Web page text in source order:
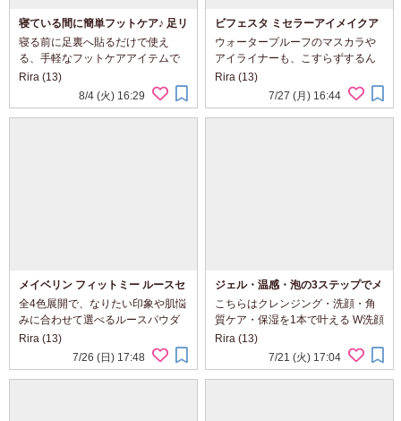
寝ている間に簡単フットケア♪ 足リ
ラックス樹液溶岩シート ラベンダ
ーを使ってみました
寝る前に足裏へ貼るだけで使え
る、手軽なフットケアアイテムで
す。 パッケージにはラベンダーの
イラストが描かれていて、見た目
からも癒やされるデザイン♪ 開封す
Rira (13)
8/4 (火) 16:29
ビフェスタ ミセラーアイメイクア
ップリムーバー
ウォータープルーフのマスカラや
アイライナーも、こすらずするん
と落としやすいポイントメイクリ
ムーバーです。 2層タイプなの
で、使用前によく振ってからコッ
Rira (13)
7/27 (月) 16:44
メイベリン フィットミー ルースセ
ッティング パウダー 全4色をレビ
ュー！
全4色展開で、なりたい印象や肌悩
みに合わせて選べるルースパウダ
ーです。 カラーは 🤍01 トランス
ルーセント 🩵04 アイシーブルー
💛ベージュ 🩷ベビーピンク パウ
Rira (13)
7/26 (日) 17:48
ジェル・温感・泡の3ステップでメ
イクオフ♪「モイストクリアジェル
フォームWクレンズ」を使ってみ
ました！
こちらはクレンジング・洗顔・角
質ケア・保湿を1本で叶える W洗顔
不要のクレンジング洗顔料です。
最初はとろみのあるジェル状で、
肌になじませるとほんのり温かく
Rira (13)
7/21 (火) 17:04